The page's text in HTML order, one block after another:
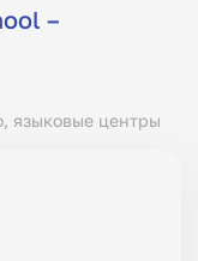
–
языковые центры